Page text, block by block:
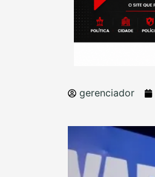
gerenciador